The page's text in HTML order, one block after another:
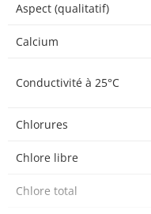
Aspect (qualitatif)
Calcium
Conductivité à 25°C
Chlorures
Chlore libre
Chlore total